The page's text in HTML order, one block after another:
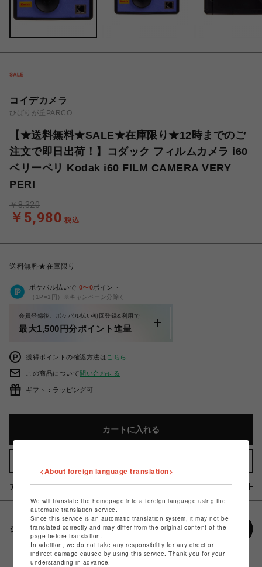
コイデカメラ
ひばりが丘PARCO
【★送料無料★SALE★在庫限り★12時までのご
注文で即日出荷！】コダック フィルムカメラ i60
ベリーペリ Kodak i60 FILM CAMERA VERY
PERI
￥5,980 税込
￥8,320
送料無料★在庫限り
ポケパル払いで 0〜0ポイント
（1P=1円）※キャンペーン分除く
会員登録後、ポケパル払い初回登録&利用で
最大1,500円分ポイント進呈
獲得ポイントの確認方法は こちら
この商品について問い合わせる
ギフト：ラッピング可
カートに入れる
アイテム説明 / 素材
シェアする
<About foreign language translation>
We will translate the homepage into a foreign language using the
automatic translation service.
Since this service is an automatic translation system, it may not be
translated correctly and may differ from the original content of the
page before translation.
In addition, we do not take any responsibility for any direct or
indirect damage caused by using this service. Thank you for your
understanding in advance.